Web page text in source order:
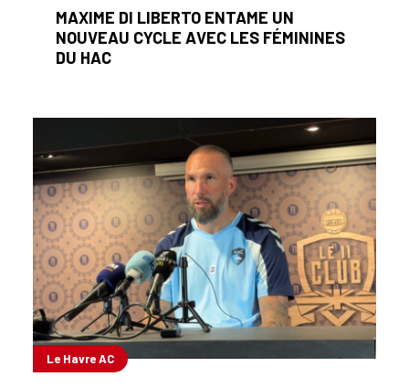
MAXIME DI LIBERTO ENTAME UN
NOUVEAU CYCLE AVEC LES FÉMININES
DU HAC
Le Havre AC